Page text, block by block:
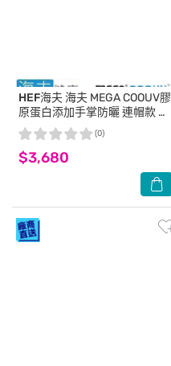
HEF海夫 海夫 MEGA COOUV膠
原蛋白添加手掌防曬 連帽款 紫
愛妮(UV-F410)_L
$3,680
(0)